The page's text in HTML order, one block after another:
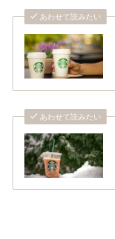
あわせて読みたい
あわせて読みたい